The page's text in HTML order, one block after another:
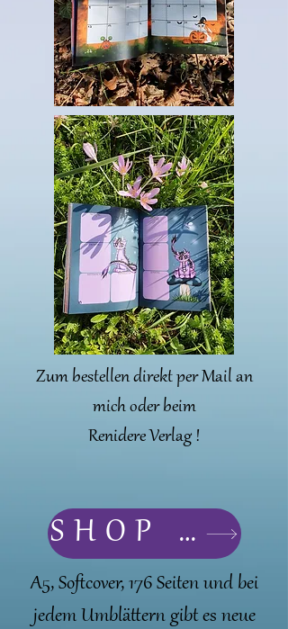
Zum bestellen direkt per Mail an
mich oder beim
Renidere Verlag !
SHOP BUJO
A5, Softcover, 176 Seiten und bei
jedem Umblättern gibt es neue